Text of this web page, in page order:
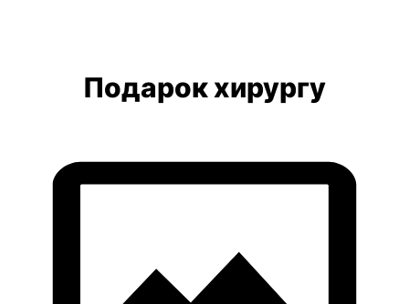
Подарок хирургу